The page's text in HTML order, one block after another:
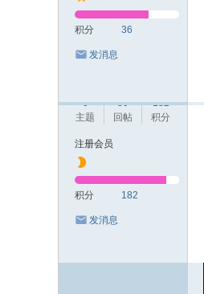
积分 36
发消息
0
主题
80
回帖
182
积分
注册会员
积分 182
发消息